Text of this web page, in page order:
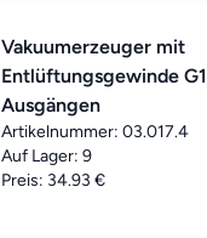
Vakuumerzeuger mit
Entlüftungsgewinde
Ausgängen
Artikelnummer: 03.017.4
Auf Lager: 9
Preis: 34.93 €